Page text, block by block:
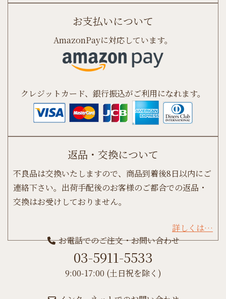
お支払いについて
AmazonPayに対応しています。
クレジットカード、銀行振込がご利用になれます。
返品・交換について
不良品は交換いたしますので、商品到着後8日以内にご
連絡下さい。出荷手配後のお客様のご都合での返品・
交換はお受けしておりません。
詳しくは…
お電話でのご注文・お問い合わせ
03-5911-5533
9:00-17:00 (土日祝を除く)